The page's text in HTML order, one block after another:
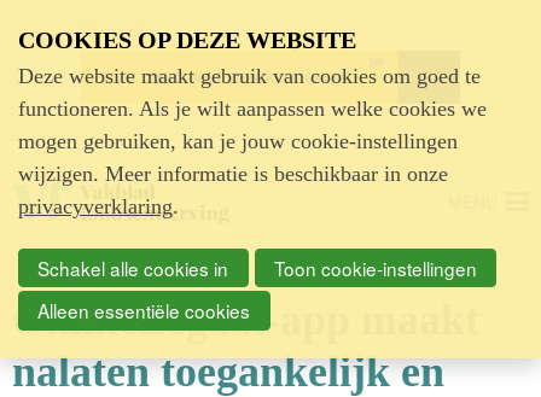
Advertentie
OnlineLegaat-app maakt
nalaten toegankelijk en
COOKIES OP DEZE WEBSITE
Deze website maakt gebruik van cookies om goed te
functioneren. Als je wilt aanpassen welke cookies we
mogen gebruiken, kan je jouw cookie-instellingen
wijzigen. Meer informatie is beschikbaar in onze
privacyverklaring.
Schakel alle cookies in
Toon cookie-instellingen
Alleen essentiële cookies